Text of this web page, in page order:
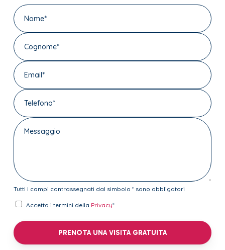
Tutti i campi contrassegnati dal simbolo * sono obbligatori
Accetto i termini della Privacy*